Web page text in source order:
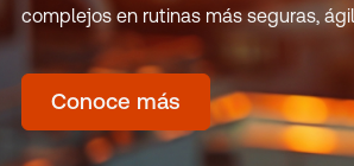
complejos en rutinas más seguras,
Conoce más